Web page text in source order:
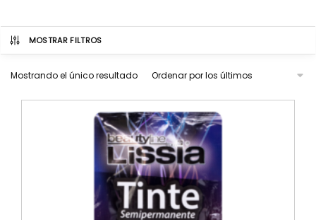
MOSTRAR FILTROS
Mostrando el único resultado